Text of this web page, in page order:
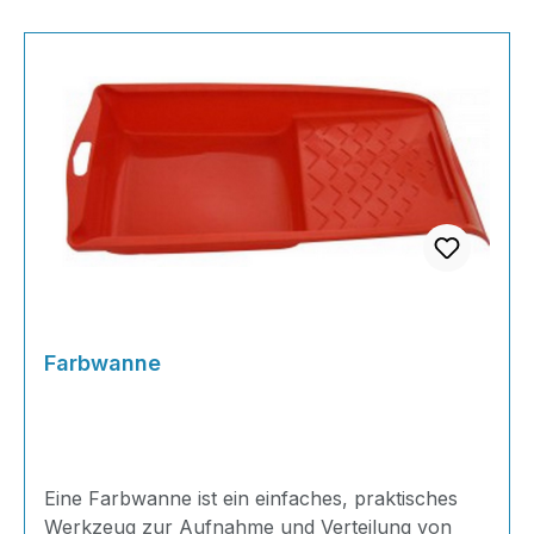
Farbwanne
Eine Farbwanne ist ein einfaches, praktisches
Werkzeug zur Aufnahme und Verteilung von